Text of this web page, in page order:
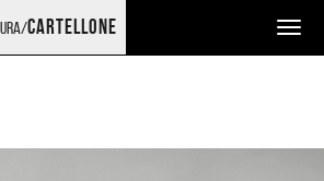
cartellone